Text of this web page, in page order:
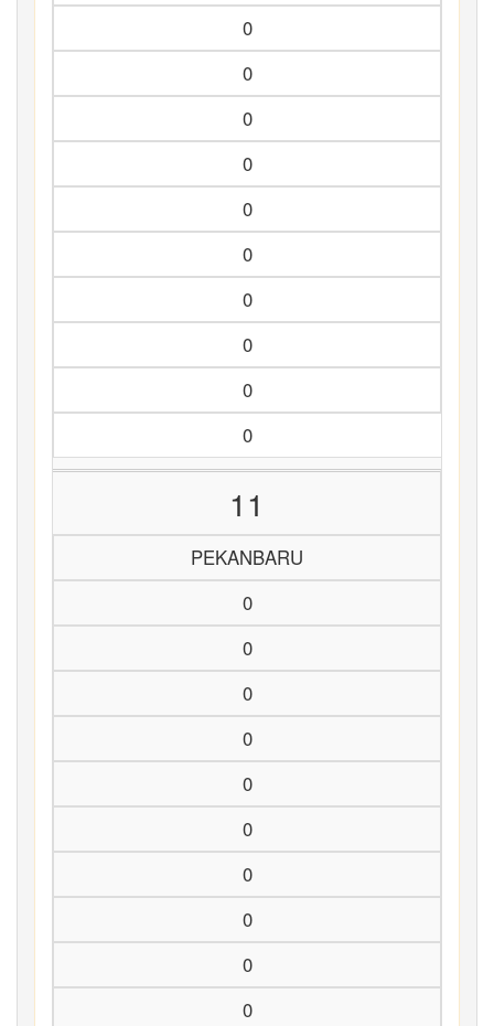
0
0
0
0
0
0
0
0
0
0
11
PEKANBARU
0
0
0
0
0
0
0
0
0
0